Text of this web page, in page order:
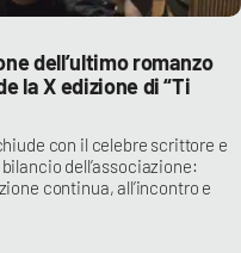
dell’ultimo romanzo
la X edizione di “Ti
con il celebre scrittore e
dell’associazione:
continua, all’incontro e